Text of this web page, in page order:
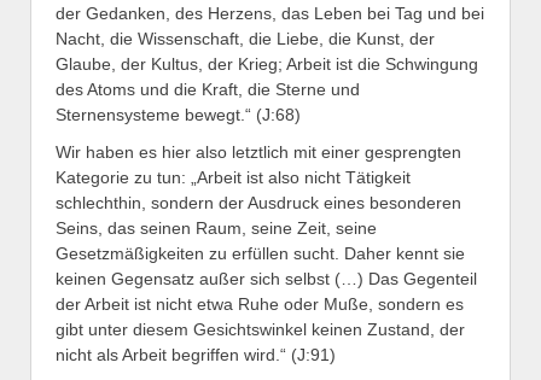
der Gedanken, des Herzens, das Leben bei Tag und bei
Nacht, die Wissenschaft, die Liebe, die Kunst, der
Glaube, der Kultus, der Krieg; Arbeit ist die Schwingung
des Atoms und die Kraft, die Sterne und
Sternensysteme bewegt.“ (J:68)
Wir haben es hier also letztlich mit einer gesprengten
Kategorie zu tun: „Arbeit ist also nicht Tätigkeit
schlechthin, sondern der Ausdruck eines besonderen
Seins, das seinen Raum, seine Zeit, seine
Gesetzmäßigkeiten zu erfüllen sucht. Daher kennt sie
keinen Gegensatz außer sich selbst (…) Das Gegenteil
der Arbeit ist nicht etwa Ruhe oder Muße, sondern es
gibt unter diesem Gesichtswinkel keinen Zustand, der
nicht als Arbeit begriffen wird.“ (J:91)